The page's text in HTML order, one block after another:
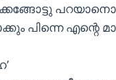
പിന്നെ എന്റെ